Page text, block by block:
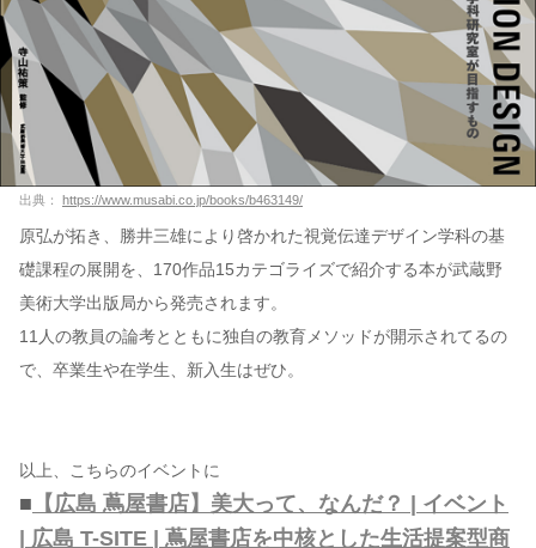
出典： https://www.musabi.co.jp/books/b463149/
原弘が拓き、勝井三雄により啓かれた視覚伝達デザイン学科の基
礎課程の展開を、170作品15カテゴライズで紹介する本が武蔵野
美術大学出版局から発売されます。
11人の教員の論考とともに独自の教育メソッドが開示されてるの
で、卒業生や在学生、新入生はぜひ。
以上、こちらのイベントに
■ 【広島 蔦屋書店】美大って、なんだ？ | イベント
| 広島 T-SITE | 蔦屋書店を中核とした生活提案型商